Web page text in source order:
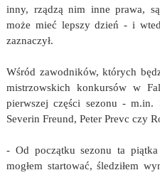
inny, rządzą nim inne prawa,
może mieć lepszy dzień - i
zaznaczył.
Wśród zawodników, których
mistrzowskich konkursów w
pierwszej części sezonu -
Severin Freund, Peter Prevc czy
- Od początku sezonu ta
mogłem startować, śledziłem